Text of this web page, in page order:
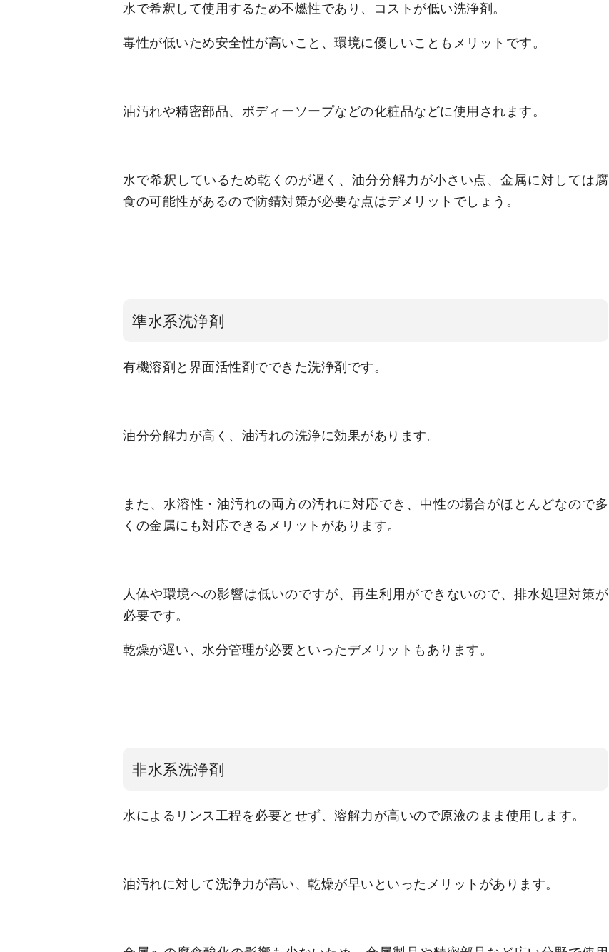
水で希釈して使用するため不燃性であり、コストが低い洗浄剤。
毒性が低いため安全性が高い こと、環境に優しいこともメリットです。
油汚れや精密部品、ボディーソープなどの化粧品などに使用されます。
水で希釈しているため乾くのが遅く、油分分解力が小さ い点、金属に対しては腐
食の可能性があるので防錆対策が必要な点はデメリットでしょう。
準水系洗浄剤
有機溶剤と界面活性剤でできた洗浄剤です。
油分分解力が高く、油汚れの洗浄に効果があります。
また、 水溶性・油汚れの両方の汚れに対応でき、中性の場合がほとんどなので多
くの金属にも対応できるメリットがあります。
人体や環境への影響は低いのですが、再生利用ができないので、排水処理対策が
必要です。
乾燥が遅い、 水分管理が必要といったデメリットもあります。
非水系洗浄剤
水によるリンス工程を必要とせず、溶解力が高いので原液のまま使用します。
油汚れに対して洗浄力が高い、 乾燥が早いといったメリットがあります。